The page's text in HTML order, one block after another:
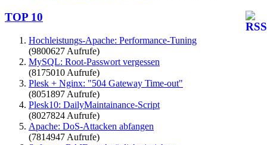
TOP 10
Hochleistungs-Apache: Performance-Tuning
(9800627 Aufrufe)
MySQL: Root-Passwort vergessen
(8175010 Aufrufe)
Plesk + Nginx: "504 Gateway Time-out"
(8051897 Aufrufe)
Plesk10: DailyMaintainance-Script
(8027824 Aufrufe)
Apache: DoS-Attacken abfangen
(7814947 Aufrufe)